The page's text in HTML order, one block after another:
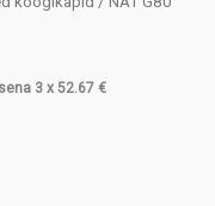
3 x 52.67 €